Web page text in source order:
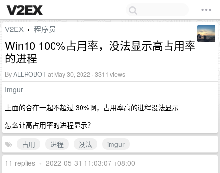
V2EX › 程序员
Win10 100%占用率，没法显示高占用率
的进程
ByALLROBOTat May 30, 2022 · 3311 views
Imgur
上面的合在一起不超过 30%啊，占用率高的进程没法显示
怎么让高占用率的进程显示？
占用
进程 没法
imgur
11 replies • 2022-05-31 11:03:07 +08:00